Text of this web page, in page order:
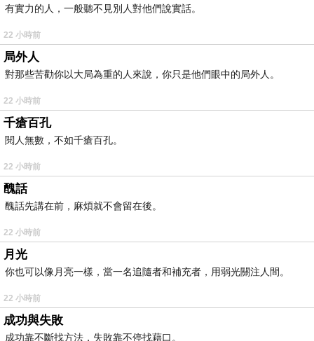
有實力的人，一般聽不見別人對他們說實話。
22 小時前
局外人
對那些苦勸你以大局為重的人來說，你只是他們眼中的局外人。
22 小時前
千瘡百孔
閱人無數，不如千瘡百孔。
22 小時前
醜話
醜話先講在前，麻煩就不會留在後。
22 小時前
月光
你也可以像月亮一樣，當一名追隨者和補充者，用弱光關注人間。
22 小時前
成功與失敗
成功靠不斷找方法，失敗靠不停找藉口。